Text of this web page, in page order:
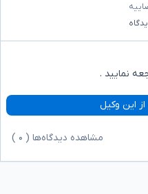
نمایید .
این وکیل
مشاهده دیدگاه‌ها ( ۰